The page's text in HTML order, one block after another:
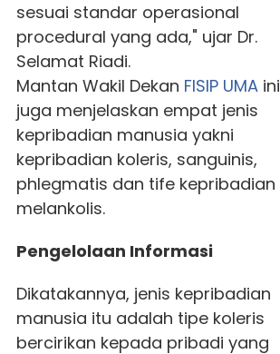
sesuai standar operasional
procedural yang ada," ujar Dr.
Selamat Riadi.
Mantan Wakil Dekan FISIP UMAini
juga menjelaskan empat jenis
kepribadian manusia yakni
kepribadian koleris, sanguinis,
phlegmatis dan tife kepribadian
melankolis.
Pengelolaan Informasi
Dikatakannya, jenis kepribadian
manusia itu adalah tipe koleris
bercirikan kepada pribadi yang